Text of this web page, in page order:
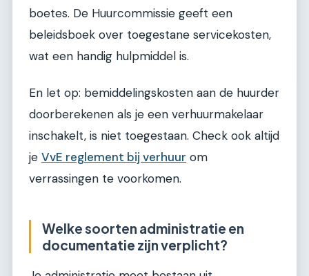
boetes. De Huurcommissie geeft een
beleidsboek over toegestane servicekosten,
wat een handig hulpmiddel is.
En let op: bemiddelingskosten aan de huurder
doorberekenen als je een verhuurmakelaar
inschakelt, is niet toegestaan. Check ook altijd
je VvE reglement bij verhuur om
verrassingen te voorkomen.
Welke soorten administratie en
documentatie zijn verplicht?